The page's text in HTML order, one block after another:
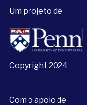
Um projeto de
Copyright 2024
Com o apoio de